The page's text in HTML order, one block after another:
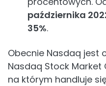
października
35%.
Obecnie Nasdaq jest
Nasdaq Stock Market
na którym handluje